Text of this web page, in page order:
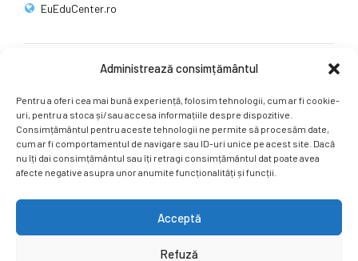
Administrează consimțământul
Pentru a oferi cea mai bună experiență, folosim tehnologii, cum ar fi cookie-
uri, pentru a stoca și/sau accesa informațiile despre dispozitive.
Consimțământul pentru aceste tehnologii ne permite să procesăm date,
cum ar fi comportamentul de navigare sau ID-uri unice pe acest site. Dacă
nu îți dai consimțământul sau îți retragi consimțământul dat poate avea
afecte negative asupra unor anumite funcționalități și funcții.
Acceptă
Refuză
EuEduCenter.ro
Ne puteți găsi și pe rețelele sociale.